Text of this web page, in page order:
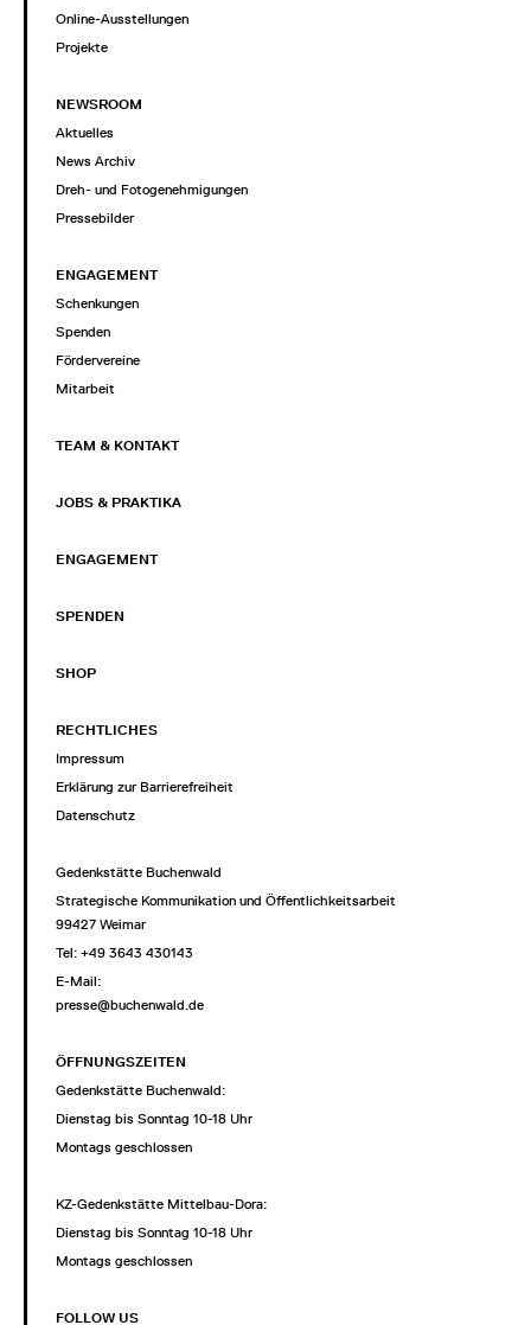
Online-Ausstellungen
Projekte
NEWSROOM
Aktuelles
News Archiv
Dreh- und Fotogenehmigungen
Pressebilder
ENGAGEMENT
Schenkungen
Spenden
Fördervereine
Mitarbeit
TEAM & KONTAKT
JOBS & PRAKTIKA
ENGAGEMENT
SPENDEN
SHOP
RECHTLICHES
Impressum
Erklärung zur Barrierefreiheit
Datenschutz
Gedenkstätte Buchenwald
Strategische Kommunikation und Öffentlichkeitsarbeit
99427 Weimar
Tel: +49 3643 430143
E-Mail:
presse@buchenwald.de
ÖFFNUNGSZEITEN
Gedenkstätte Buchenwald:
Dienstag bis Sonntag 10-18 Uhr
Montags geschlossen
KZ-Gedenkstätte Mittelbau-Dora:
Dienstag bis Sonntag 10-18 Uhr
Montags geschlossen
FOLLOW US